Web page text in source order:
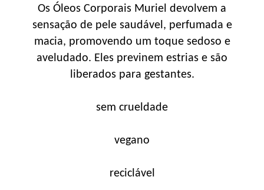
Os Óleos Corporais Muriel devolvem a
sensação de pele saudável, perfumada e
macia, promovendo um toque sedoso e
aveludado. Eles previnem estrias e são
liberados para gestantes.
sem crueldade
vegano
reciclável